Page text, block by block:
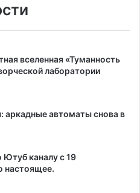
вселенная «Туманность
лаборатории
аркадные автоматы снова в
Ютуб каналу с 19
настоящее.